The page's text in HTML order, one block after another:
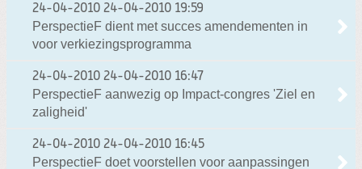
24-04-2010 24-04-2010 19:59
PerspectieF dient met succes amendementen in
voor verkiezingsprogramma
24-04-2010 24-04-2010 16:47
PerspectieF aanwezig op Impact-congres 'Ziel en
zaligheid'
24-04-2010 24-04-2010 16:45
PerspectieF doet voorstellen voor aanpassingen